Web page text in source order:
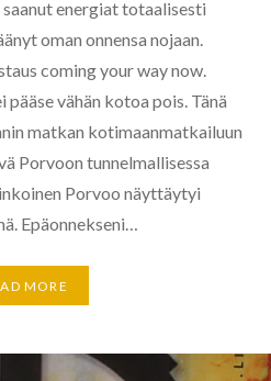
energiat totaalisesti
oman onnensa nojaan.
coming your way now.
pääse vähän kotoa pois. Tänä
matkan kotimaanmatkailuun
Porvoon tunnelmallisessa
Porvoo näyttäytyi
Epäonnekseni…
MORE